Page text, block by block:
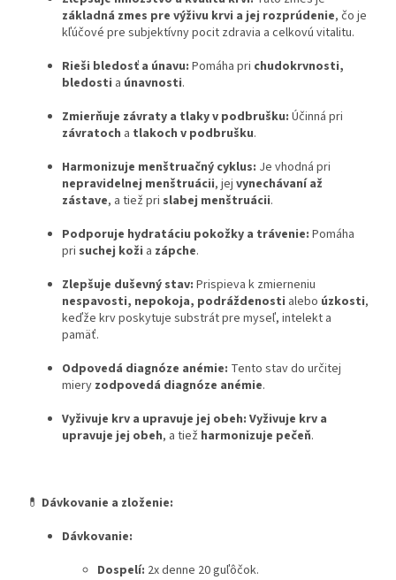
základná zmes pre výživu krvi a jej rozprúdenie, čo je
kľúčové pre subjektívny pocit zdravia a celkovú vitalitu.
Rieši bledosť a únavu: Pomáha pri chudokrvnosti,
bledosti a únavnosti.
Zmierňuje závraty a tlaky v podbrušku: Účinná pri
závratoch a tlakoch v podbrušku.
Harmonizuje menštruačný cyklus: Je vhodná pri
nepravidelnej menštruácii, jej vynechávaní až
zástave, a tiež pri slabej menštruácii.
Podporuje hydratáciu pokožky a trávenie: Pomáha
pri suchej koži a zápche.
Zlepšuje duševný stav: Prispieva k zmierneniu
nespavosti, nepokoja, podráždenosti alebo úzkosti,
keďže krv poskytuje substrát pre myseľ, intelekt a
pamäť.
Odpovedá diagnóze anémie: Tento stav do určitej
miery zodpovedá diagnóze anémie.
Vyživuje krv a upravuje jej obeh: Vyživuje krv a
upravuje jej obeh, a tiež harmonizuje pečeň.
💊 Dávkovanie a zloženie:
Dávkovanie:
Dospelí: 2x denne 20 guľôčok.